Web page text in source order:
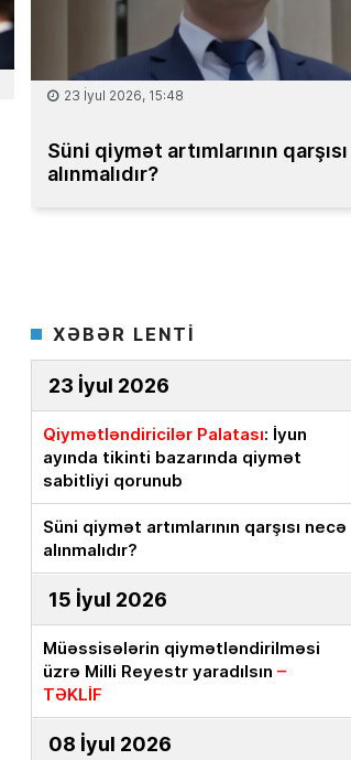
23 İyul 2026, 15:48
Süni qiymət artımlarının
alınmalıdır?
XƏBƏR LENTİ
23 İyul 2026
Qiymətləndiricilər Palatası: İyun
ayında tikinti bazarında qiymət
sabitliyi qorunub
Süni qiymət artımlarının qarşısı necə
alınmalıdır?
15 İyul 2026
Müəssisələrin qiymətləndirilməsi
üzrə Milli Reyestr yaradılsın –
TƏKLİF
08 İyul 2026